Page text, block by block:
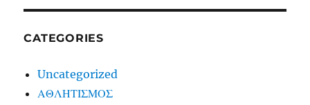
CATEGORIES
Uncategorized
ΑΘΛΗΤΙΣΜΟΣ